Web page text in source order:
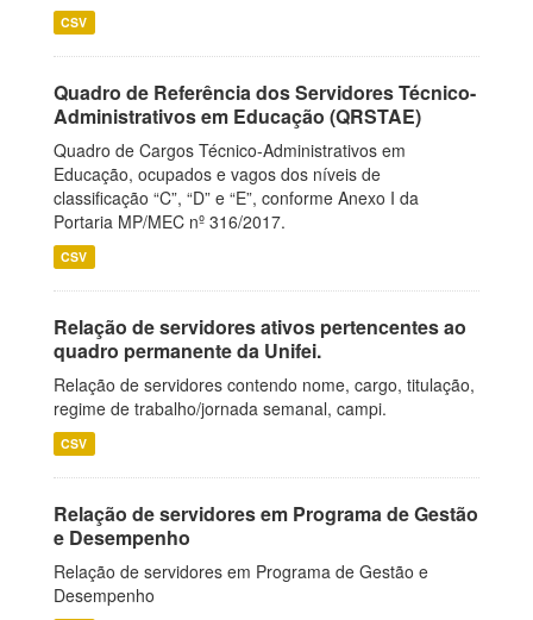
CSV
Quadro de Referência dos Servidores Técnico-
Administrativos em Educação (QRSTAE)
Quadro de Cargos Técnico-Administrativos em
Educação, ocupados e vagos dos níveis de
classificação “C”, “D” e “E”, conforme Anexo I da
Portaria MP/MEC nº 316/2017.
CSV
Relação de servidores ativos pertencentes ao
quadro permanente da Unifei.
Relação de servidores contendo nome, cargo, titulação,
regime de trabalho/jornada semanal, campi.
CSV
Relação de servidores em Programa de Gestão
e Desempenho
Relação de servidores em Programa de Gestão e
Desempenho